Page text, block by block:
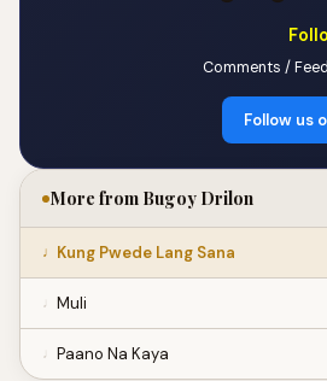
Comments /
Follow us
More from Bugoy Drilon
Kung Pwede Lang Sana
Muli
Paano Na Kaya